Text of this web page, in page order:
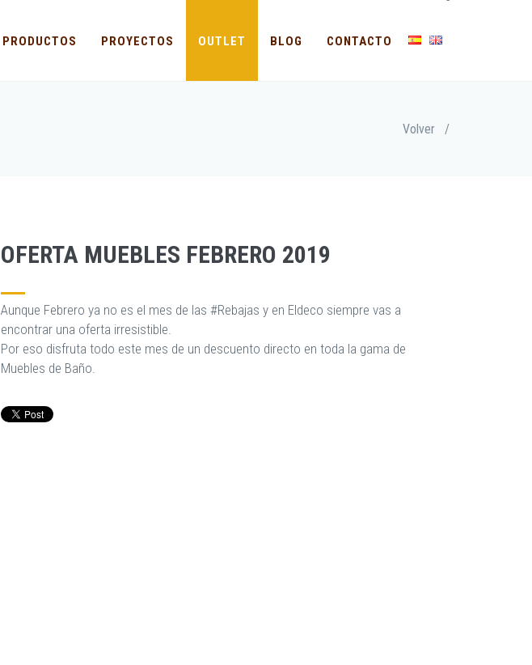
PRODUCTOS PROYECTOS OUTLET BLOG CONTACTO
Volver /
OFERTA MUEBLES FEBRERO 2019
Aunque Febrero ya no es el mes de las #Rebajas y en Eldeco siempre vas a
encontrar una oferta irresistible.
Por eso disfruta todo este mes de un descuento directo en toda la gama de
Muebles de Baño.